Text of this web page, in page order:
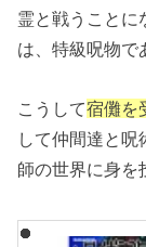
霊と戦うことに
は、特級呪物で
こうして宿儺を
して仲間達と
師の世界に身を